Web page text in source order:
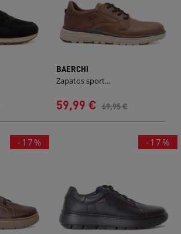
BAERCHI
Zapatos sport...
59,99 € 69,95 €
-17% -17%